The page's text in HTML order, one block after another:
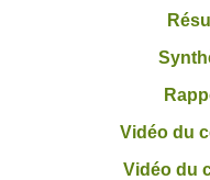
Vidéo du
Vidéo du